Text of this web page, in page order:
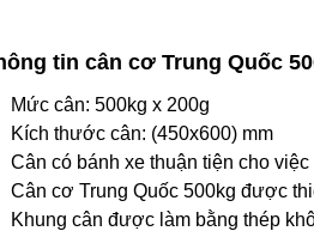
tin cân cơ Trung Quốc
Mức cân: 500kg x 200g
Kích thước cân: (450x600) mm
Cân có bánh xe thuận tiện cho
Cân cơ Trung Quốc 500kg được
Khung cân được làm bằng thép